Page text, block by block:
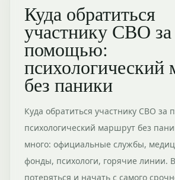
Куда обратиться
участнику СВО за
помощью:
психологический
без паники
Куда обратиться участнику СВО
психологический маршрут без
много: официальные службы,
фонды, психологи, горячие линии.
потеряться и начать с самого